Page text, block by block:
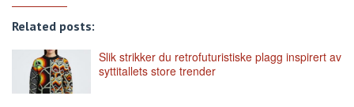
Related posts:
Slik strikker du retrofuturistiske plagg inspirert av
syttitallets store trender